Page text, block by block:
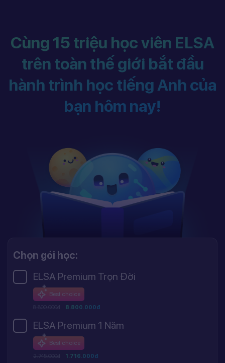
Cùng 15 triệu học viên ELSA
trên toàn thế giới bắt đầu
hành trình học tiếng Anh của
bạn hôm nay!
Chọn gói học:
ELSA Premium Trọn Đời
Best choice
8.800.000đ 8.800.000đ
ELSA Premium 1 Năm
Best choice
2.745.000đ 1.716.000đ